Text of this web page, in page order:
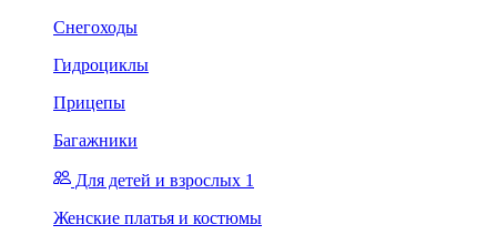
Снегоходы
Гидроциклы
Прицепы
Багажники
Для детей и взрослых 1
Женские платья и костюмы